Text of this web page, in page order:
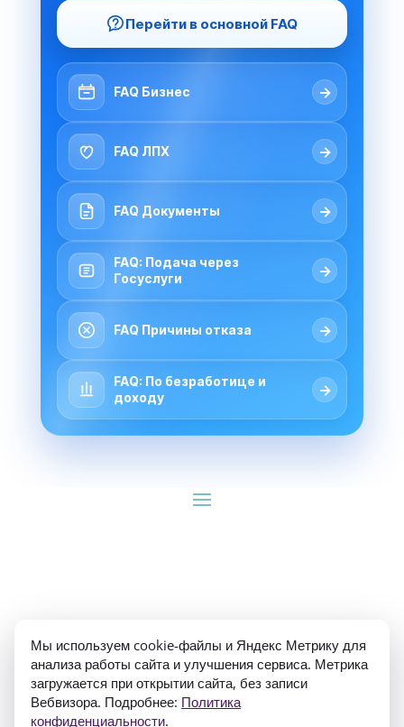
Перейти в основной FAQ
FAQ Бизнес →
FAQ ЛПХ →
FAQ Документы →
FAQ: Подача через
Госуслуги
→
FAQ Причины отказа →
FAQ: По безработице и
доходу
→
ИП Гуляев Е.А. ОГРН 310784709900570 ИНН
781020474307
Мы используем cookie-файлы и Яндекс Метрику для
анализа работы сайта и улучшения сервиса. Метрика
загружается при открытии сайта, без записи
Вебвизора. Подробнее: Политика
конфиденциальности.